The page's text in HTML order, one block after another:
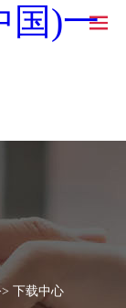
国)一
下载中心